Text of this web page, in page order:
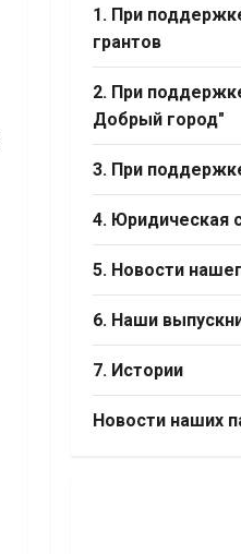
1. При
грантов
2. При
Добрый город"
3. При
4. Юридическая
5. Новости
6. Наши
7. Истории
Новости наших